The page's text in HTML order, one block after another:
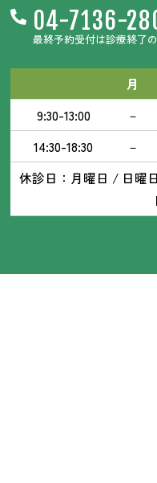
04-7136-
最終予約受付は診療終了
月
9:30-13:00
－
14:30-18:30
－
休診日：月曜日 / 日